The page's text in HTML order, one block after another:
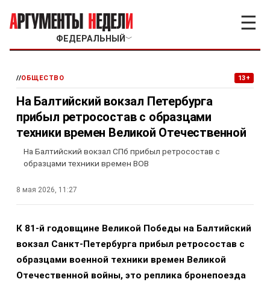
ФЕДЕРАЛЬНЫЙ ﹀
☰
//ОБЩЕСТВО 13+
На Балтийский вокзал Петербурга
прибыл ретросостав с образцами
техники времен Великой Отечественной
На Балтийский вокзал СПб прибыл ретросостав с
образцами техники времен ВОВ
8 мая 2026, 11:27
К 81-й годовщине Великой Победы на Балтийский
вокзал Санкт-Петербурга прибыл ретросостав с
образцами военной техники времен Великой
Отечественной войны, это реплика бронепоезда